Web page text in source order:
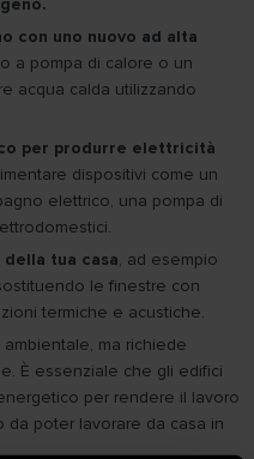
con uno nuovo ad alta
a pompa di calore o un
acqua calda utilizzando
per produrre elettricità
dispositivi come un
elettrico, una pompa di
tua casa, ad esempio
le finestre con
termiche e acustiche.
ma richiede
È essenziale che gli edifici
per rendere il lavoro
da poter lavorare da casa in